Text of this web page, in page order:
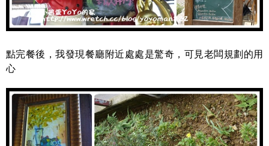
點完餐後，我發現餐廳附近處處是驚奇，可見老闆規劃的用
心